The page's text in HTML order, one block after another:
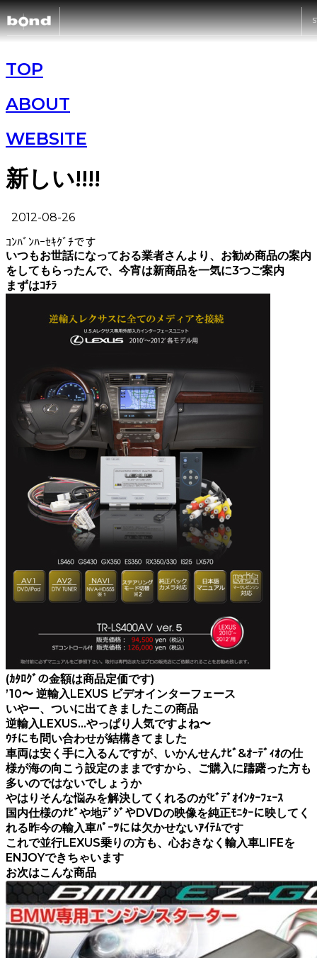
RECRUIT
TOP
ABOUT
WEBSITE
新しい!!!!
2012-08-26
ｺﾝﾊﾞﾝﾊｰｾｷｸﾞﾁです
いつもお世話になっておる業者さんより、お勧め商品の案内
をしてもらったんで、今宵は新商品を一気に3つご案内
まずはｺﾁﾗ
(ｶﾀﾛｸﾞの金額は商品定価です)
’10〜 逆輸入LEXUS ビデオインターフェース
いやー、ついに出てきましたこの商品
逆輸入LEXUS…やっぱり人気ですよね〜
ｳﾁにも問い合わせが結構きてました
車両は安く手に入るんですが、いかんせんﾅﾋﾞ&ｵｰﾃﾞｨｵの仕
様が海の向こう設定のままですから、ご購入に躊躇った方も
多いのではないでしょうか
やはりそんな悩みを解決してくれるのがﾋﾞﾃﾞｵｲﾝﾀｰﾌｪｰｽ
国内仕様のﾅﾋﾞや地ﾃﾞｼﾞやDVDの映像を純正ﾓﾆﾀｰに映してく
れる昨今の輸入車ﾊﾟｰﾂには欠かせないｱｲﾃﾑです
これで並行LEXUS乗りの方も、心おきなく輸入車LIFEを
ENJOYできちゃいます
お次はこんな商品